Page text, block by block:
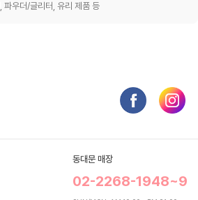
파우더/글리터, 유리 제품 등
동대문 매장
02-2268-1948~9